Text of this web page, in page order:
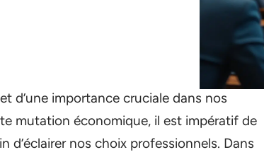
d’une importance cruciale dans nos
mutation économique, il est impératif de
nos choix professionnels. Dans